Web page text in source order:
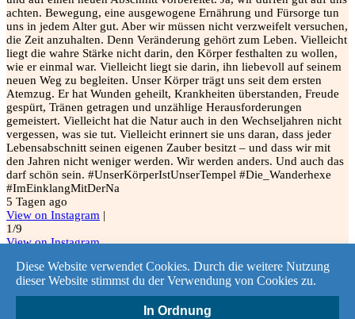
achten. Bewegung, eine ausgewogene Ernährung und Fürsorge tun
uns in jedem Alter gut. Aber wir müssen nicht verzweifelt versuchen,
die Zeit anzuhalten. Denn Veränderung gehört zum Leben. Vielleicht
liegt die wahre Stärke nicht darin, den Körper festhalten zu wollen,
wie er einmal war. Vielleicht liegt sie darin, ihn liebevoll auf seinem
neuen Weg zu begleiten. Unser Körper trägt uns seit dem ersten
Atemzug. Er hat Wunden geheilt, Krankheiten überstanden, Freude
gespürt, Tränen getragen und unzählige Herausforderungen
gemeistert. Vielleicht hat die Natur auch in den Wechseljahren nicht
vergessen, was sie tut. Vielleicht erinnert sie uns daran, dass jeder
Lebensabschnitt seinen eigenen Zauber besitzt – und dass wir mit
den Jahren nicht weniger werden. Wir werden anders. Und auch das
darf schön sein. #UnserKörperIstUnserTempel #Die_Wanderhexe
#ImEinklangMitDerNa
5 Tagen ago
View on Instagram |
1/9
View on Instagram
Kontakt
Diese Website verwendet Cookies. Durch die weitere Nutzung
dieser Website stimmst du der Verwendung von Cookies zu.
In Ordnung